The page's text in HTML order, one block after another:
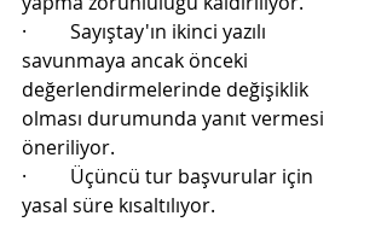
·         Sayıştay'ın ikinci yazılı
savunmaya ancak önceki
değerlendirmelerinde değişiklik
olması durumunda yanıt vermesi
öneriliyor.
·         Üçüncü tur başvurular için
yasal süre kısaltılıyor.